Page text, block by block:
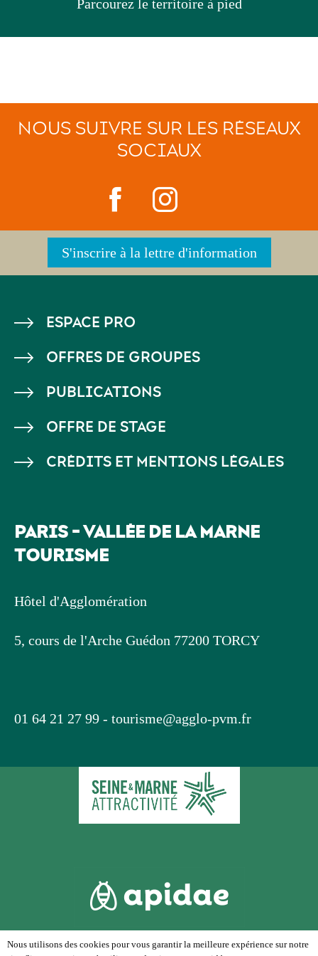
Parcourez le territoire à pied
NOUS SUIVRE SUR LES RÉSEAUX
SOCIAUX
S'inscrire à la lettre d'information
PIED
DE
PAGE
ESPACE PRO
OFFRES DE GROUPES
PUBLICATIONS
OFFRE DE STAGE
CRÉDITS ET MENTIONS LÉGALES
PARIS - VALLÉE DE LA MARNE
TOURISME
Hôtel d'Agglomération
5, cours de l'Arche Guédon 77200 TORCY
01 64 21 27 99 - tourisme@agglo-pvm.fr
Nous utilisons des cookies pour vous garantir la meilleure expérience sur notre